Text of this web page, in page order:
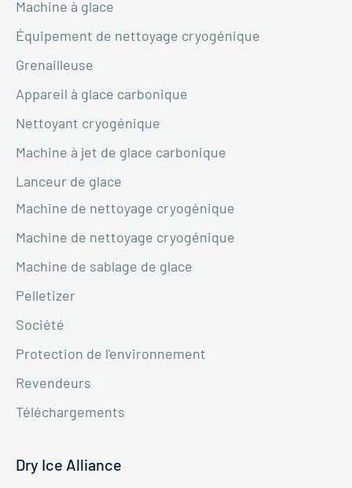
Machine à glace
Équipement de nettoyage cryogénique
Grenailleuse
Appareil à glace carbonique
Nettoyant cryogénique
Machine à jet de glace carbonique
Lanceur de glace
Machine de nettoyage cryogénique
Machine de nettoyage cryogénique
Machine de sablage de glace
Pelletizer
Société
Protection de l'environnement
Revendeurs
Téléchargements
Dry Ice Alliance